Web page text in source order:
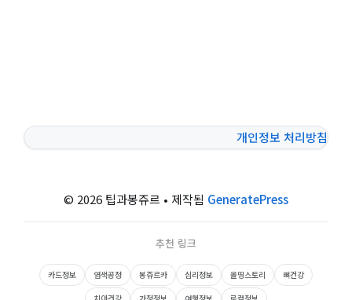
개인정보 처리방침
© 2026 팁과봉쥬르 • 제작됨 GeneratePress
추천 링크
카드정보 염색공정 봉쥬르카 심리정보 올띵스토리
뼈건강